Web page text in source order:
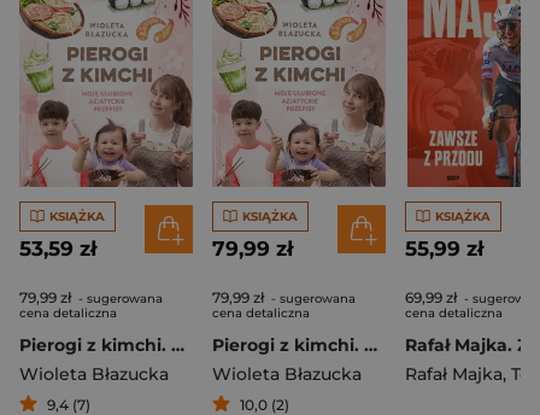
KSIĄŻKA
53,59 zł
79,99 zł - sugerowana
cena detaliczna
Pierogi z kimchi. Moje ulubione azjatyckie przepisy
Wioleta Błazucka
9,4 (7)
KSIĄŻKA
79,99 zł
79,99 zł - sugerowana
cena detaliczna
Pierogi z kimchi. Moje ulubione azjatyckie przepisy - książka z autografem
Wioleta Błazucka
10,0 (2)
KSIĄŻKA
55,99 zł
69,99 zł -
cena detaliczna
Rafał Majka,